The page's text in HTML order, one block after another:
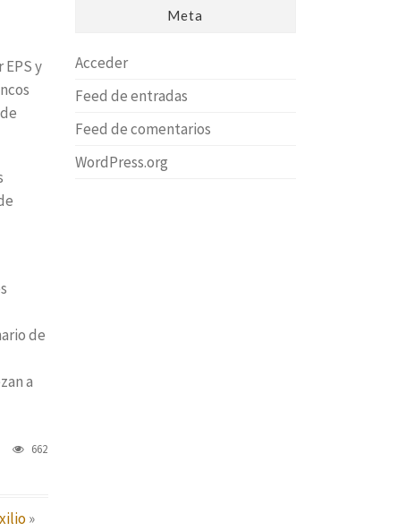
y
de
a
662
»
Meta
Acceder
Feed de entradas
Feed de comentarios
WordPress.org